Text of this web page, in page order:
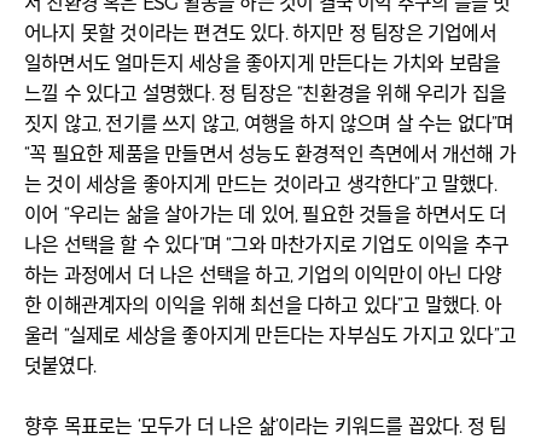
어나지 못할 것이라는 편견도 있다. 하지만 정 팀장은 기업에서
일하면서도 얼마든지 세상을 좋아지게 만든다는 가치와 보람을
느낄 수 있다고 설명했다. 정 팀장은 “친환경을 위해 우리가 집을
짓지 않고, 전기를 쓰지 않고, 여행을 하지 않으며 살 수는 없다”며
“꼭 필요한 제품을 만들면서 성능도 환경적인 측면에서 개선해 가
는 것이 세상을 좋아지게 만드는 것이라고 생각한다”고 말했다.
이어 “우리는 삶을 살아가는 데 있어, 필요한 것들을 하면서도 더
나은 선택을 할 수 있다”며 “그와 마찬가지로 기업도 이익을 추구
하는 과정에서 더 나은 선택을 하고, 기업의 이익만이 아닌 다양
한 이해관계자의 이익을 위해 최선을 다하고 있다”고 말했다. 아
울러 “실제로 세상을 좋아지게 만든다는 자부심도 가지고 있다”고
덧붙였다.
향후 목표로는 ‘모두가 더 나은 삶’이라는 키워드를 꼽았다. 정 팀